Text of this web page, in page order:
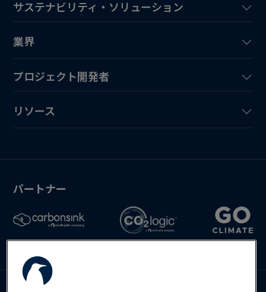
Deutsch
English
Español
サステナビリティ・ソリューション
業界
プロジェクト開発者
リソース
パートナー